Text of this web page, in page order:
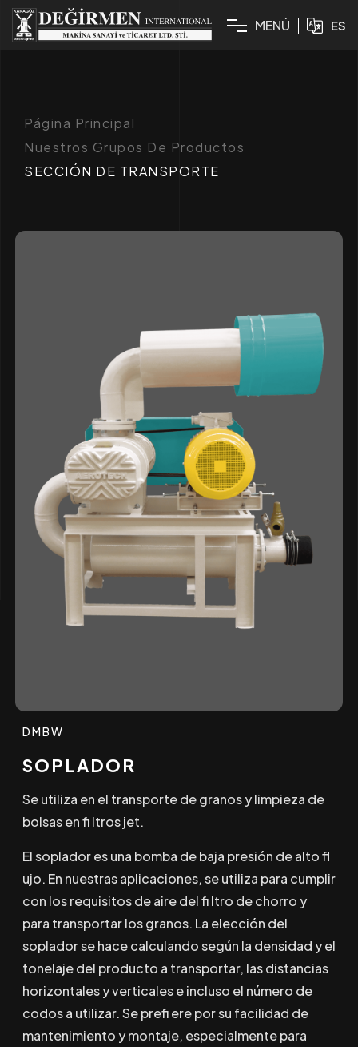
MENÚ ES
Página Principal
Nuestros Grupos De Productos
SECCIÓN DE TRANSPORTE
DMBW
SOPLADOR
Se utiliza en el transporte de granos y limpieza de
bolsas en fi ltros jet.
El soplador es una bomba de baja presión de alto fl
ujo. En nuestras aplicaciones, se utiliza para cumplir
con los requisitos de aire del fi ltro de chorro y
para transportar los granos. La elección del
soplador se hace calculando según la densidad y el
tonelaje del producto a transportar, las distancias
horizontales y verticales e incluso el número de
codos a utilizar. Se prefi ere por su facilidad de
mantenimiento y montaje, especialmente para